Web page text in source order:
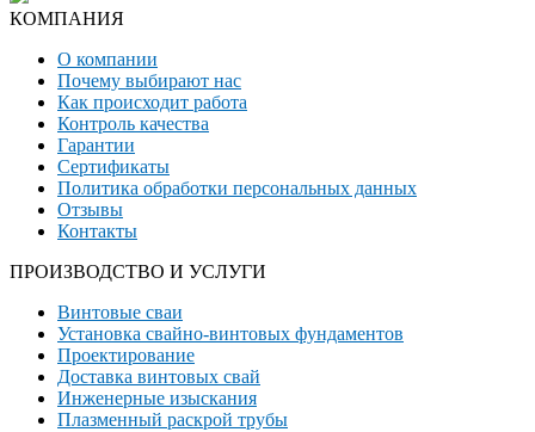
КОМПАНИЯ
О компании
Почему выбирают нас
Как происходит работа
Контроль качества
Гарантии
Сертификаты
Политика обработки персональных данных
Отзывы
Контакты
ПРОИЗВОДСТВО И УСЛУГИ
Винтовые сваи
Установка свайно-винтовых фундаментов
Проектирование
Доставка винтовых свай
Инженерные изыскания
Плазменный раскрой трубы